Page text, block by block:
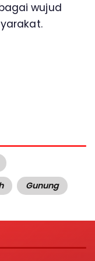
wujud
Gunung